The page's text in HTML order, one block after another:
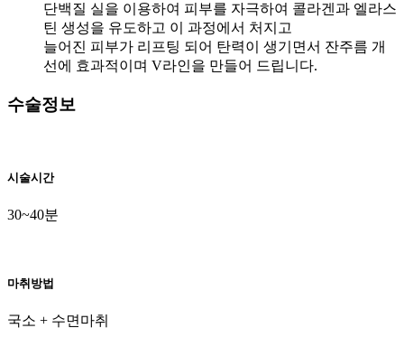
단백질 실을 이용하여 피부를 자극하여 콜라겐과 엘라스
틴 생성을 유도하고 이 과정에서 처지고
늘어진 피부가 리프팅 되어 탄력이 생기면서 잔주름 개
선에 효과적이며 V라인을 만들어 드립니다.
수술정보
시술시간
30~40분
마취방법
국소 + 수면마취